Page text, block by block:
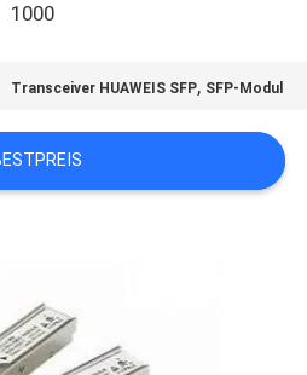
1000
Transceiver HUAWEIS SFP, SFP-Modul